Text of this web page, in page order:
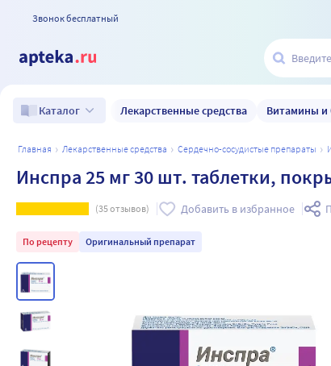
Звонок бесплатный
Каталог Лекарственные средства Витамины и
главная лекарственные средства сердечно-сосудистые препараты
Инспра 25 мг 30 шт. таблетки,
(35отзывов) Добавить в избранное
По рецепту Оригинальный препарат